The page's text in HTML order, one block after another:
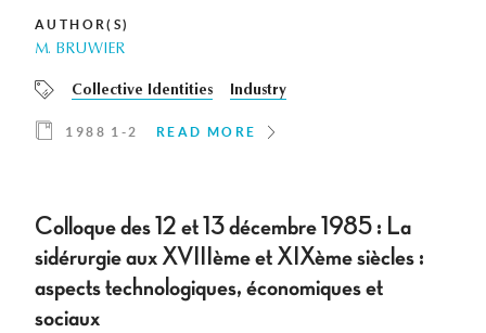
AUTHOR(S)
M. BRUWIER
Collective Identities Industry
1988 1-2 READ MORE
Colloque des 12 et 13 décembre 1985 : La
sidérurgie aux XVIIIème et XIXème siècles :
aspects technologiques, économiques et
sociaux